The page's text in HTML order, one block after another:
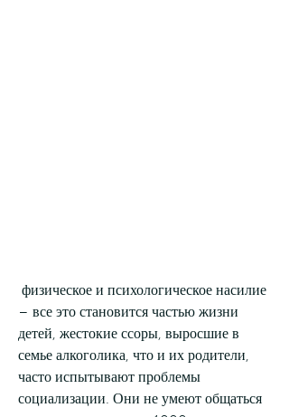
– все это становится частью жизни
детей, жестокие ссоры, выросшие в
семье алкоголика, что и их родители,
часто испытывают проблемы
социализации. Они не умеют общаться